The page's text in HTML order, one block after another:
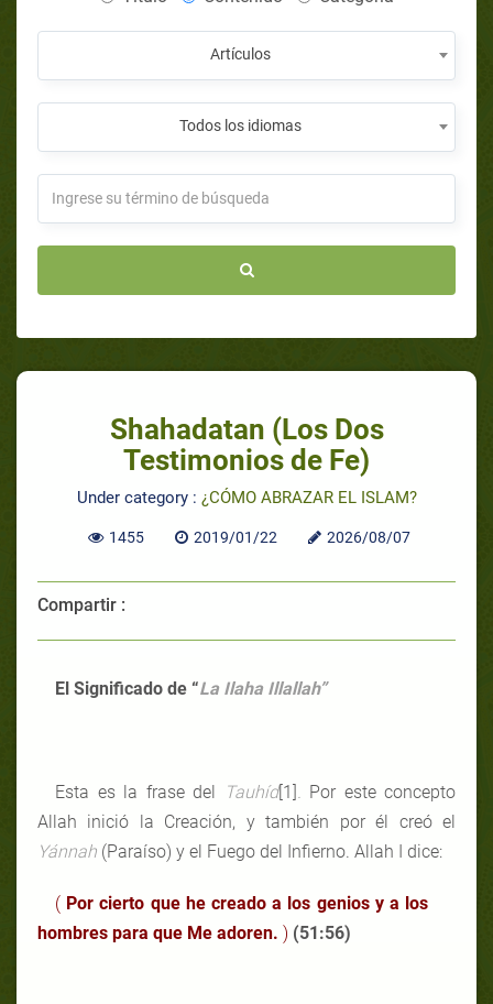
Artículos
Todos los idiomas
Shahadatan (Los Dos
Testimonios de Fe)
Under category : ¿CÓMO ABRAZAR EL ISLAM?
1455 2019/01/22 2026/08/07
Compartir :
El Significado de “La Ilaha Illallah”
Esta es la frase del Tauhíd[1]
Por este concepto
Allah inició la Creación, y también por él creó el
Yánnah (Paraíso) y el Fuego del Infierno. Allah I dice:
( Por cierto que he creado a los genios y a los
hombres para que Me adoren. ) (51:56)